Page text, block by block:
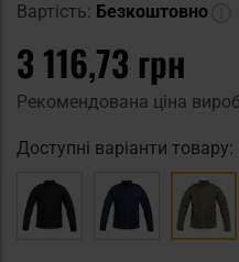
Вартість: Безкоштовно
3 116,73 грн
Рекомендована ціна
Доступні варіанти товару: